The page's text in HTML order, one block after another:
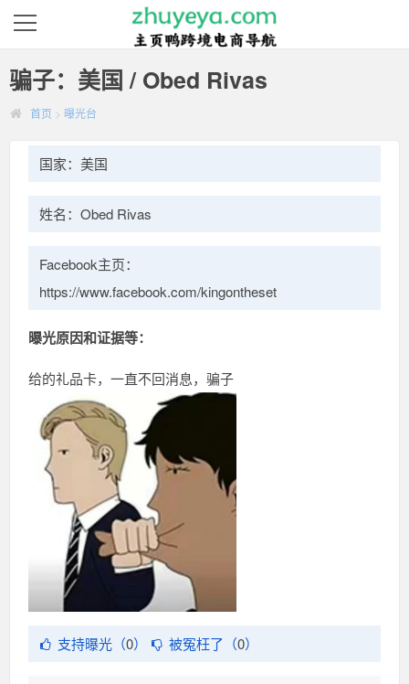
骗子：美国 / Obed Rivas
首页 > 曝光台
国家：美国
姓名：Obed Rivas
Facebook主页：
https://www.facebook.com/kingontheset
曝光原因和证据等：
给的礼品卡，一直不回消息，骗子
支持曝光（0） 被冤枉了（0）